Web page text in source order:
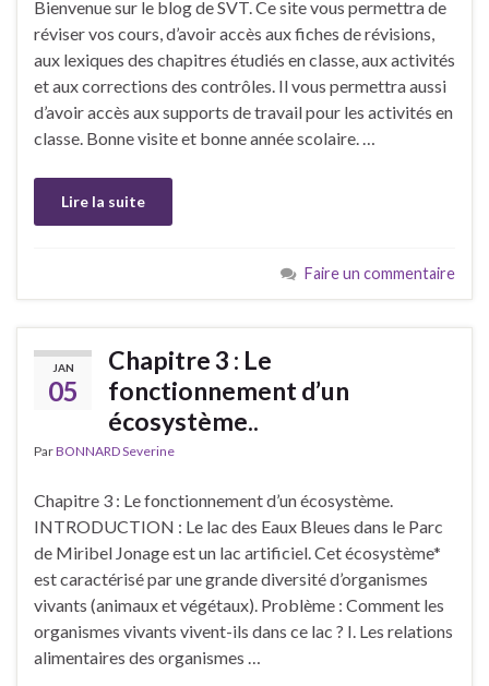
Bienvenue sur le blog de SVT. Ce site vous permettra de
réviser vos cours, d’avoir accès aux fiches de révisions,
aux lexiques des chapitres étudiés en classe, aux activités
et aux corrections des contrôles. Il vous permettra aussi
d’avoir accès aux supports de travail pour les activités en
classe. Bonne visite et bonne année scolaire. …
Lire la suite
Faire un commentaire
JAN
05
Chapitre 3 : Le
fonctionnement d’un
écosystème..
ParBONNARD Severine
Chapitre 3 : Le fonctionnement d’un écosystème.
INTRODUCTION : Le lac des Eaux Bleues dans le Parc
de Miribel Jonage est un lac artificiel. Cet écosystème*
est caractérisé par une grande diversité d’organismes
vivants (animaux et végétaux). Problème : Comment les
organismes vivants vivent-ils dans ce lac ? I. Les relations
alimentaires des organismes …